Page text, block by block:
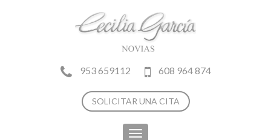
953 659112 608 964 874
SOLICITAR UNA CITA
Toggle